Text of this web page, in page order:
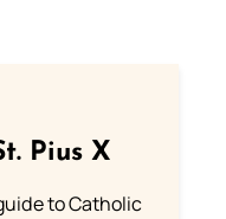
Pius X
to Catholic